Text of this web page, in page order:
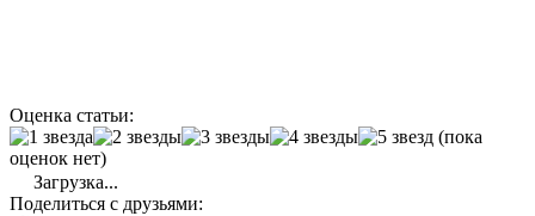
Оценка статьи:
(пока
оценок нет)
Загрузка...
Поделиться с друзьями: